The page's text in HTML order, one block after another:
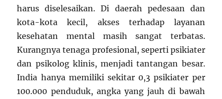
harus diselesaikan. Di daerah pedesaan dan
kota-kota kecil, akses terhadap layanan
kesehatan mental masih sangat terbatas.
Kurangnya tenaga profesional, seperti psikiater
dan psikolog klinis, menjadi tantangan besar.
India hanya memiliki sekitar 0,3 psikiater per
100.000 penduduk, angka yang jauh di bawah